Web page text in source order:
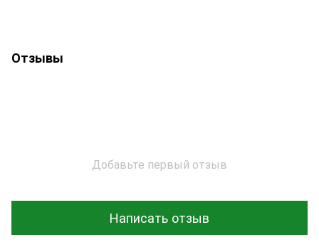
Отзывы
Добавьте первый отзыв
Написать отзыв